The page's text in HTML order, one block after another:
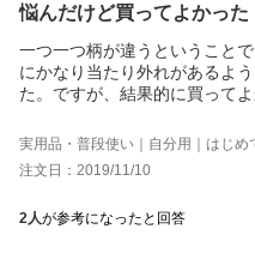
悩んだけど買ってよかった
一つ一つ柄が違うということ
にかなり当たり外れがあるよ
た。ですが、結果的に買って
布はほぼメーカーの写真通り
りです。
ただ、やはり３万もするのに
よくはないので★四つにしてま
かないようにと扱いに気を遣
膨らみが気になるというレビ
実用品・普段使い｜自分用｜はじめ
注文日：2019/11/10
2人が参考になったと回答